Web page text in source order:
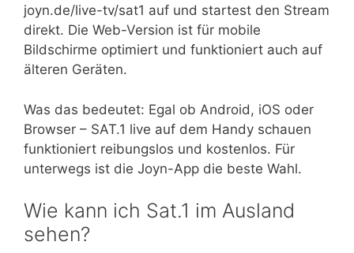
joyn.de/live-tv/sat1 auf und startest den Stream
direkt. Die Web-Version ist für mobile
Bildschirme optimiert und funktioniert auch auf
älteren Geräten.
Was das bedeutet: Egal ob Android, iOS oder
Browser – SAT.1 live auf dem Handy schauen
funktioniert reibungslos und kostenlos. Für
unterwegs ist die Joyn-App die beste Wahl.
Wie kann ich Sat.1 im Ausland
sehen?